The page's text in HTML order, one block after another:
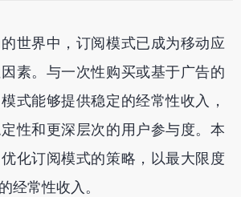
现经常性收入
馈
测试
增强
户流失
世界中，订阅模式已成为移动应
素。与一次性购买或基于广告的
式能够提供稳定的经常性收入，
性和更深层次的用户参与度。本
化订阅模式的策略，以最大限度
经常性收入。